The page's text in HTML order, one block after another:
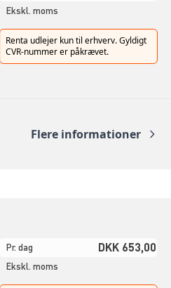
Ekskl. moms
Renta udlejer kun til erhverv. Gyldigt
CVR-nummer er påkrævet.
Flere informationer
Pr. dag DKK 653,00
Ekskl. moms